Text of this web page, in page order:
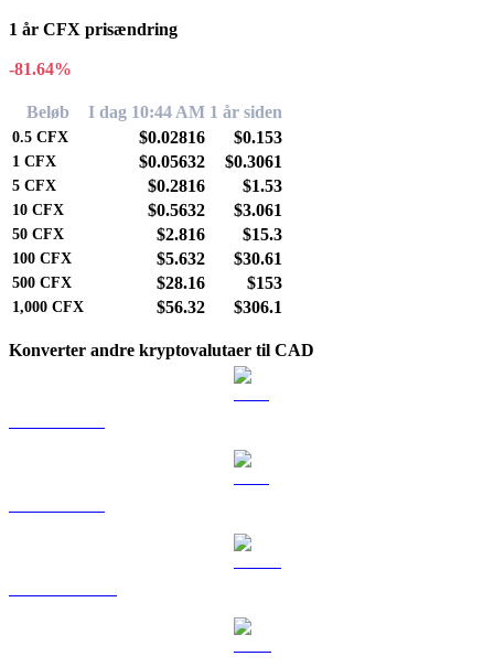
1 år CFX prisændring
-81.64%
Beløb I dag 10:44 AM 1 år siden
0.5 CFX $0.02816 $0.153
1 CFX $0.05632 $0.3061
5 CFX $0.2816 $1.53
10 CFX $0.5632 $3.061
50 CFX $2.816 $15.3
100 CFX $5.632 $30.61
500 CFX $28.16 $153
1,000 CFX $56.32 $306.1
Konverter andre kryptovalutaer til CAD